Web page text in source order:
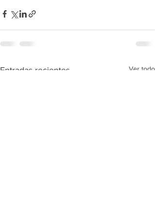
Entradas recientes Ver todo